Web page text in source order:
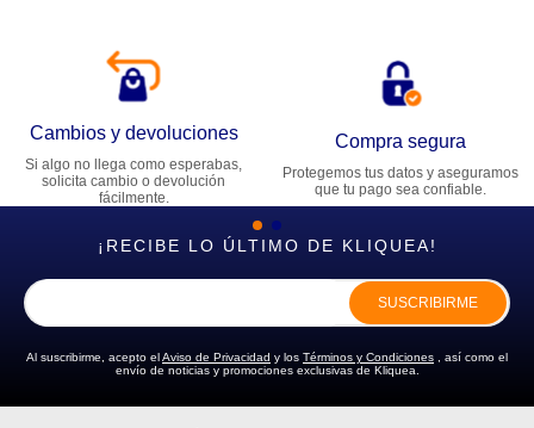
Cambios y devoluciones
Si algo no llega como esperabas,
solicita cambio o devolución
fácilmente.
Compra segura
Protegemos tus datos y aseguramos
que tu pago sea confiable.
¡RECIBE LO ÚLTIMO DE KLIQUEA!
SUSCRIBIRME
Al suscribirme, acepto elAviso de Privacidad y los Términos y Condiciones , así como el
envío de noticias y promociones exclusivas de Kliquea.